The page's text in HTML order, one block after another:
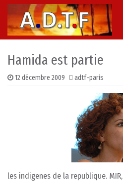
Skip to content
Main Navigation
Hamida est partie
12 décembre 2009 adtf-paris
les indigenes de la republique. MIR,